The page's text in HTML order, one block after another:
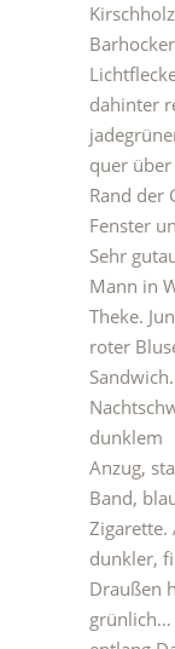
dahinter
quer
Rand der
Fenster
Sehr
Mann in
Theke.
roter
dunklem
Anzug,
Band,
Zigarette.
dunkler,
Draußen
grünlich…